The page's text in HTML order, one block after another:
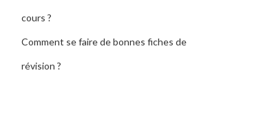
cours ?
Comment se faire de bonnes fiches de
révision ?